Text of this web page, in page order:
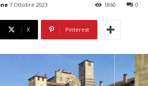
7 Ottobre 2023 0
1860
X Pinterest